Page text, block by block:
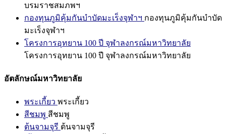
บรมราชสมภพฯ
กองทุนภูมิคุ้มกันบำบัดมะเร็งจุฬาฯ กองทุนภูมิคุ้มกันบำบัด
มะเร็งจุฬาฯ
โครงการอุทยาน 100 ปี จุฬาลงกรณ์มหาวิทยาลัย
โครงการอุทยาน 100 ปี จุฬาลงกรณ์มหาวิทยาลัย
อัตลักษณ์มหาวิทยาลัย
พระเกี้ยว พระเกี้ยว
สีชมพู สีชมพู
ต้นจามจุรี ต้นจามจุรี